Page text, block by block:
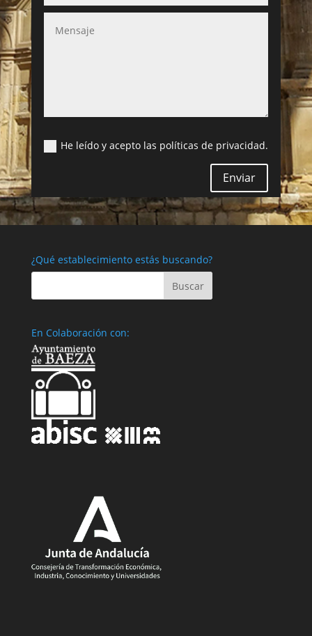
He leído y acepto las políticas de privacidad.
Enviar
¿Qué establecimiento estás buscando?
En Colaboración con: